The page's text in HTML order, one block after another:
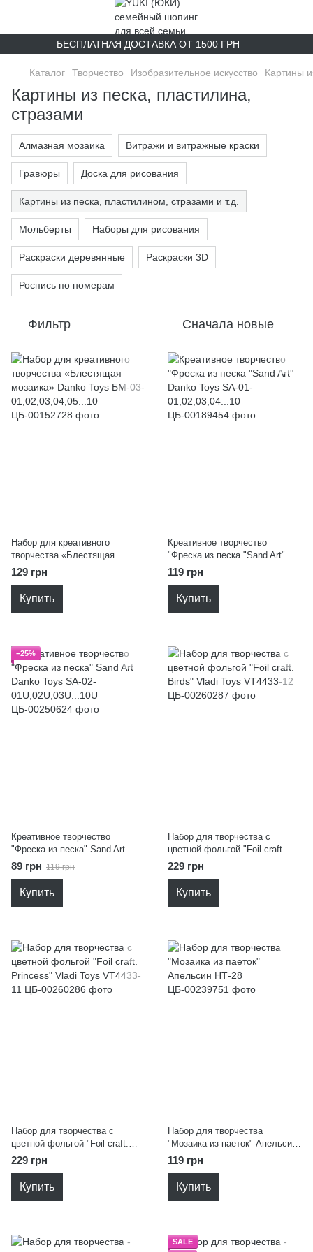
БЕСПЛАТНАЯ ДОСТАВКА ОТ 1500 ГРН
Каталог Творчество Изобразительное искусство Картины
Картины из песка, пластилина,
стразами
Алмазная мозаика Витражи и витражные краски
Гравюры Доска для рисования
Картины из песка, пластилином, стразами и т.д.
Мольберты Наборы для рисования
Раскраски деревянные Раскраски 3D
Роспись по номерам
Фильтр Сначала новые
Набор для креативного
творчества «Блестящая
мозаика» Danko Toys БМ-03-
01,02,03,04,05...10
129 грн
Купить
Креативное творчество
"Фреска из песка "Sand Art"
Danko Toys SA-01-
01,02,03,04...10
119 грн
Купить
−25%
Креативное творчество
"Фреска из песка" Sand Art
Danko Toys SA-02-
01U,02U,03U...10U
89 грн 119 грн
Купить
Набор для творчества с
цветной фольгой "Foil craft.
Birds" Vladi Toys VT4433-12
229 грн
Купить
Набор для творчества с
цветной фольгой "Foil craft.
Princess" Vladi Toys VT4433-11
229 грн
Купить
Набор для творчества
"Мозаика из паеток" Апельсин
НТ-28
119 грн
Купить
SALE